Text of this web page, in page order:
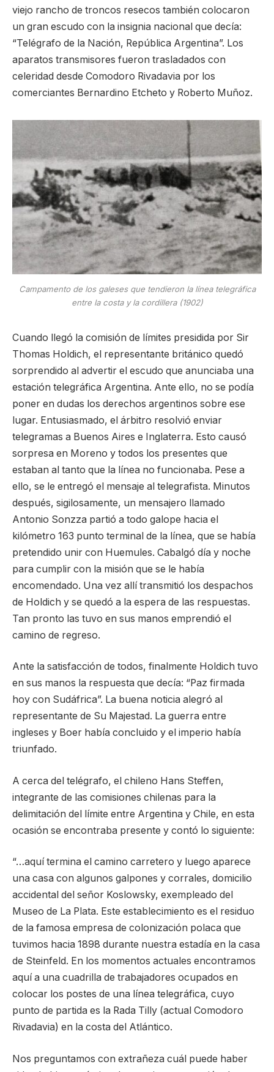
viejo rancho de troncos resecos también colocaron
un gran escudo con la insignia nacional que decía:
“Telégrafo de la Nación, República Argentina”. Los
aparatos transmisores fueron trasladados con
celeridad desde Comodoro Rivadavia por los
comerciantes Bernardino Etcheto y Roberto Muñoz.
Campamento de los galeses que tendieron la línea telegráfica
entre la costa y la cordillera (1902)
Cuando llegó la comisión de límites presidida por Sir
Thomas Holdich, el representante británico quedó
sorprendido al advertir el escudo que anunciaba una
estación telegráfica Argentina. Ante ello, no se podía
poner en dudas los derechos argentinos sobre ese
lugar. Entusiasmado, el árbitro resolvió enviar
telegramas a Buenos Aires e Inglaterra. Esto causó
sorpresa en Moreno y todos los presentes que
estaban al tanto que la línea no funcionaba. Pese a
ello, se le entregó el mensaje al telegrafista. Minutos
después, sigilosamente, un mensajero llamado
Antonio Sonzza partió a todo galope hacia el
kilómetro 163 punto terminal de la línea, que se había
pretendido unir con Huemules. Cabalgó día y noche
para cumplir con la misión que se le había
encomendado. Una vez allí transmitió los despachos
de Holdich y se quedó a la espera de las respuestas.
Tan pronto las tuvo en sus manos emprendió el
camino de regreso.
Ante la satisfacción de todos, finalmente Holdich tuvo
en sus manos la respuesta que decía: “Paz firmada
hoy con Sudáfrica”. La buena noticia alegró al
representante de Su Majestad. La guerra entre
ingleses y Boer había concluido y el imperio había
triunfado.
A cerca del telégrafo, el chileno Hans Steffen,
integrante de las comisiones chilenas para la
delimitación del límite entre Argentina y Chile, en esta
ocasión se encontraba presente y contó lo siguiente:
“…aquí termina el camino carretero y luego aparece
una casa con algunos galpones y corrales, domicilio
accidental del señor Koslowsky, exempleado del
Museo de La Plata. Este establecimiento es el residuo
de la famosa empresa de colonización polaca que
tuvimos hacia 1898 durante nuestra estadía en la casa
de Steinfeld. En los momentos actuales encontramos
aquí a una cuadrilla de trabajadores ocupados en
colocar los postes de una línea telegráfica, cuyo
punto de partida es la Rada Tilly (actual Comodoro
Rivadavia) en la costa del Atlántico.
Nos preguntamos con extrañeza cuál puede haber